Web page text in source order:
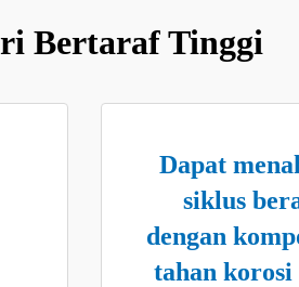
Bertaraf Tinggi
Dapat
siklus
dengan
tahan korosi